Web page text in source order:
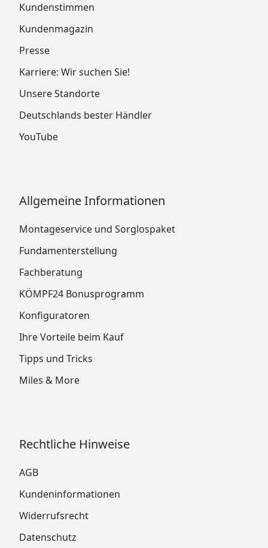
Kundenstimmen
Kundenmagazin
Presse
Karriere: Wir suchen Sie!
Unsere Standorte
Deutschlands bester Händler
YouTube
Allgemeine Informationen
Montageservice und Sorglospaket
Fundamenterstellung
Fachberatung
KÖMPF24 Bonusprogramm
Konfiguratoren
Ihre Vorteile beim Kauf
Tipps und Tricks
Miles & More
Rechtliche Hinweise
AGB
Kundeninformationen
Widerrufsrecht
Datenschutz